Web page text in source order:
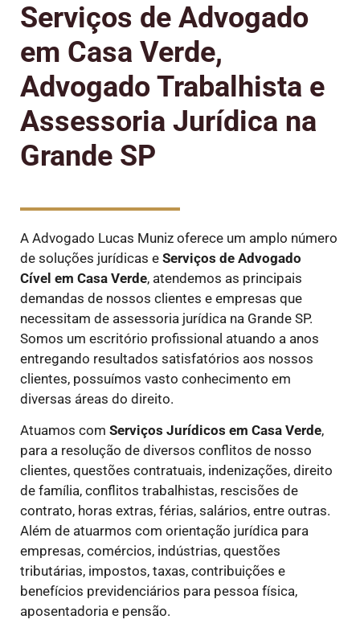
Serviços de Advogado
em Casa Verde,
Advogado Trabalhista e
Assessoria Jurídica na
Grande SP
A Advogado Lucas Muniz oferece um amplo número
de soluções jurídicas e Serviços de Advogado
Cível em Casa Verde, atendemos as principais
demandas de nossos clientes e empresas que
necessitam de assessoria jurídica na Grande SP.
Somos um escritório profissional atuando a anos
entregando resultados satisfatórios aos nossos
clientes, possuímos vasto conhecimento em
diversas áreas do direito.
Atuamos com Serviços Jurídicos em Casa Verde,
para a resolução de diversos conflitos de nosso
clientes, questões contratuais, indenizações, direito
de família, conflitos trabalhistas, rescisões de
contrato, horas extras, férias, salários, entre outras.
Além de atuarmos com orientação jurídica para
empresas, comércios, indústrias, questões
tributárias, impostos, taxas, contribuições e
benefícios previdenciários para pessoa física,
aposentadoria e pensão.